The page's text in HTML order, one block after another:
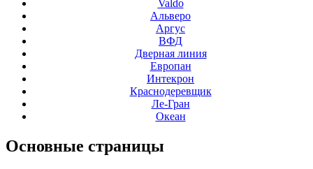
Valdo
Альверо
Аргус
ВФД
Дверная линия
Европан
Интекрон
Краснодеревщик
Ле-Гран
Океан
Основные страницы